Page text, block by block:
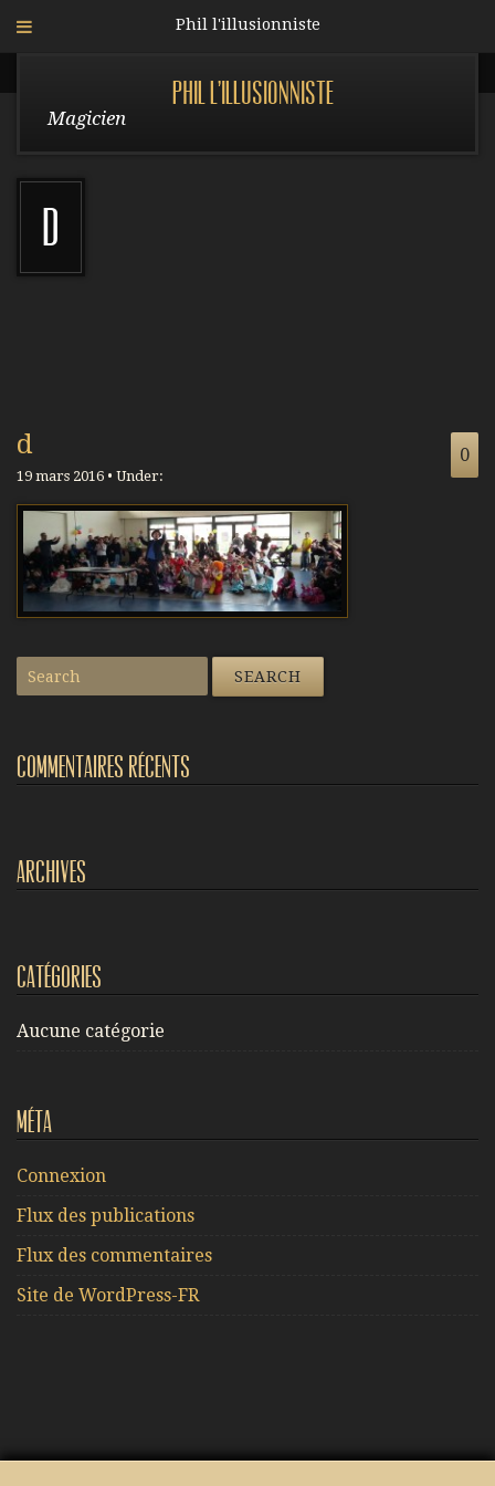
Phil l'illusionniste
Phil l'illusionniste
Magicien
d
d
19 mars 2016 • Under:
0
Commentaires récents
Archives
Catégories
Aucune catégorie
Méta
Connexion
Flux des publications
Flux des commentaires
Site de WordPress-FR